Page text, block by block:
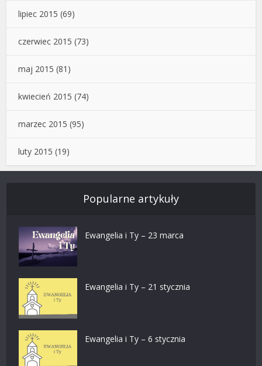
lipiec 2015 (69)
czerwiec 2015 (73)
maj 2015 (81)
kwiecień 2015 (74)
marzec 2015 (95)
luty 2015 (19)
Popularne artykuły
Ewangelia i Ty – 23 marca
Ewangelia i Ty – 21 stycznia
Ewangelia i Ty – 6 stycznia